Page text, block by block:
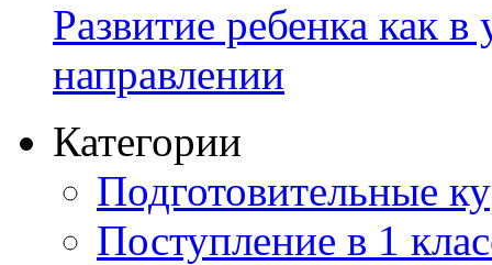
Развитие ребенка как
направлении
Категории
Подготовительные
Поступление в 1